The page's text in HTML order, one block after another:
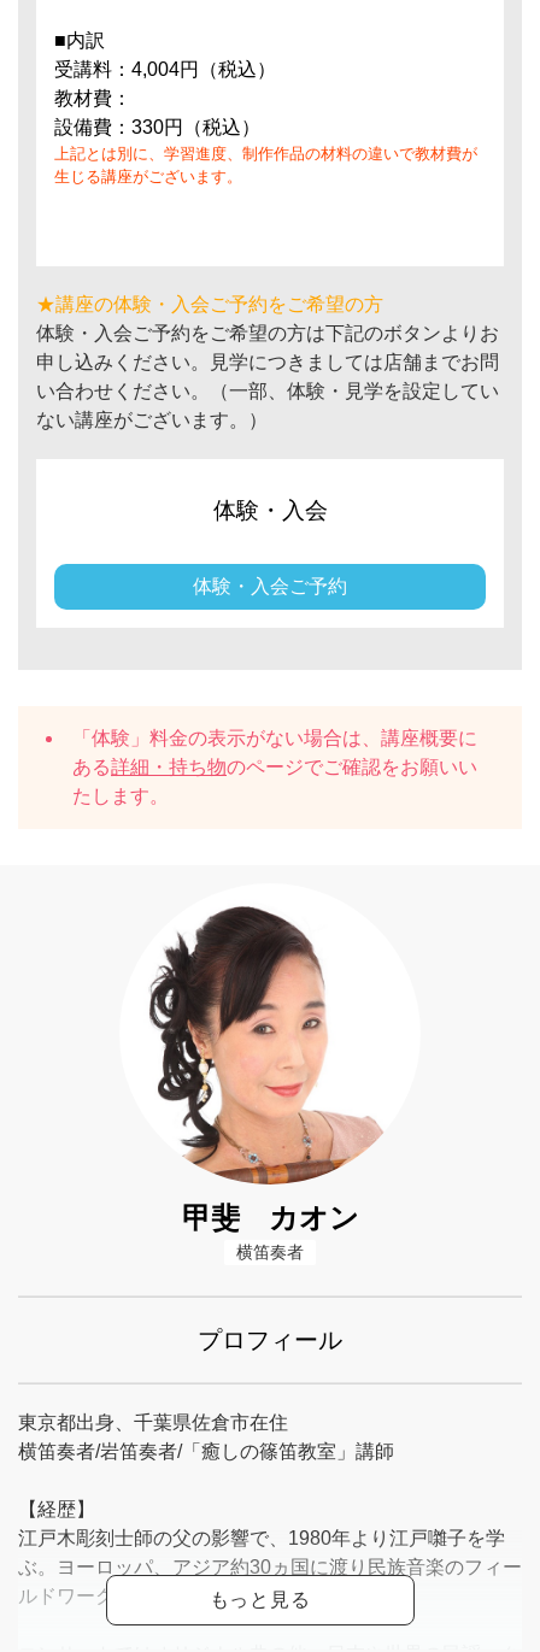
■内訳
受講料：4,004円（税込）
教材費：
設備費：330円（税込）
上記とは別に、学習進度、制作作品の材料の違いで教材費が
生じる講座がございます。
★講座の体験・入会ご予約をご希望の方
体験・入会ご予約をご希望の方は下記のボタンよりお
申し込みください。見学につきましては店舗までお問
い合わせください。（一部、体験・見学を設定してい
ない講座がございます。）
体験・入会
体験・入会ご予約
「体験」料金の表示がない場合は、講座概要に
ある詳細・持ち物のページでご確認をお願いい
たします。
甲斐 カオン
横笛奏者
プロフィール
東京都出身、千葉県佐倉市在住
横笛奏者/岩笛奏者/「癒しの篠笛教室」講師
【経歴】
江戸木彫刻士師の父の影響で、1980年より江戸囃子を学
ぶ。ヨーロッパ、アジア約30ヵ国に渡り民族音楽のフィー
ルドワークを積み、表現を広げる。